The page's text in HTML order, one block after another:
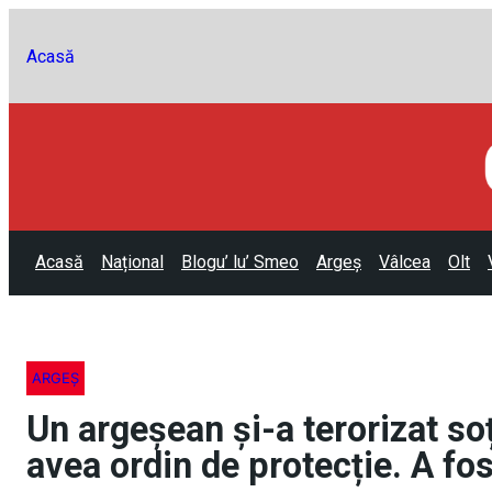
Acasă
Acasă Național Blogu’ lu’ Smeo Argeș Vâlcea Olt
ARGEȘ
Un argeșean și-a terorizat
avea ordin de protecție. A